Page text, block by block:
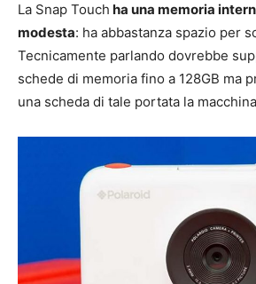
La Snap Touch ha una memoria
modesta: ha abbastanza spazio per
Tecnicamente parlando dovrebbe
schede di memoria fino a 128GB ma
una scheda di tale portata la